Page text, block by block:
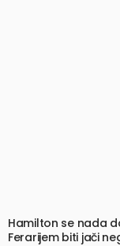
Hamilton se nada
Ferarijem biti jači